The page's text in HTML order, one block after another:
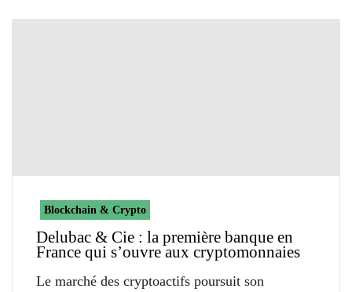
Blockchain & Crypto
Delubac & Cie : la première banque en
France qui s’ouvre aux cryptomonnaies
Le marché des cryptoactifs poursuit son